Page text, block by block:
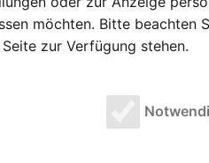
Juni 2023 | Thomas
sind die Nominierten für den
möchten. Bitte beachten
zur Verfügung stehen.